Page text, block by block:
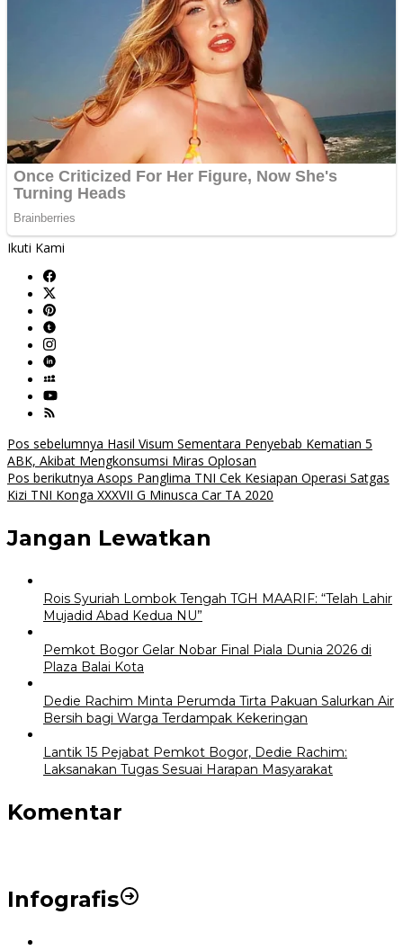
Ikuti Kami
Navigasi
pos
Pos sebelumnya Hasil Visum Sementara Penyebab Kematian 5
ABK, Akibat Mengkonsumsi Miras Oplosan
Pos berikutnya Asops Panglima TNI Cek Kesiapan Operasi Satgas
Kizi TNI Konga XXXVII G Minusca Car TA 2020
Jangan Lewatkan
Rois Syuriah Lombok Tengah TGH MAARIF: “Telah Lahir
Mujadid Abad Kedua NU”
Pemkot Bogor Gelar Nobar Final Piala Dunia 2026 di
Plaza Balai Kota
Dedie Rachim Minta Perumda Tirta Pakuan Salurkan Air
Bersih bagi Warga Terdampak Kekeringan
Lantik 15 Pejabat Pemkot Bogor, Dedie Rachim:
Laksanakan Tugas Sesuai Harapan Masyarakat
Komentar
Infografis